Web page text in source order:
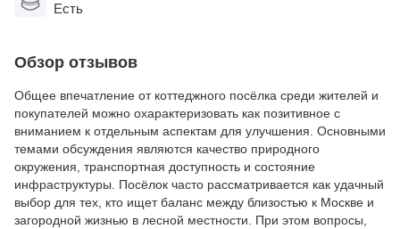
Есть
Обзор отзывов
Общее впечатление от коттеджного посёлка среди жителей и
покупателей можно охарактеризовать как позитивное с
вниманием к отдельным аспектам для улучшения. Основными
темами обсуждения являются качество природного
окружения, транспортная доступность и состояние
инфраструктуры. Посёлок часто рассматривается как удачный
выбор для тех, кто ищет баланс между близостью к Москве и
загородной жизнью в лесной местности. При этом вопросы,